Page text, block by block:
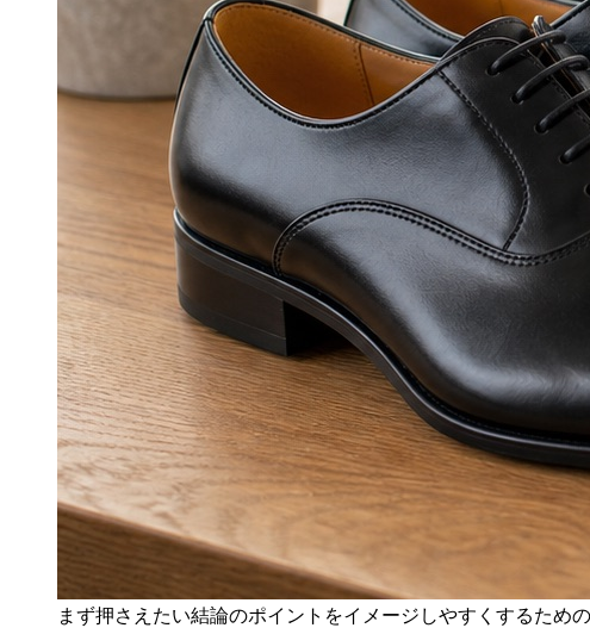
まず押さえたい結論のポイントをイメージしやすくするため